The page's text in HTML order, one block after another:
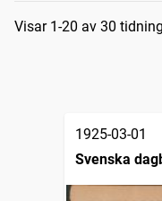
Visar 1-20 av 30
1925-03-01
Svenska